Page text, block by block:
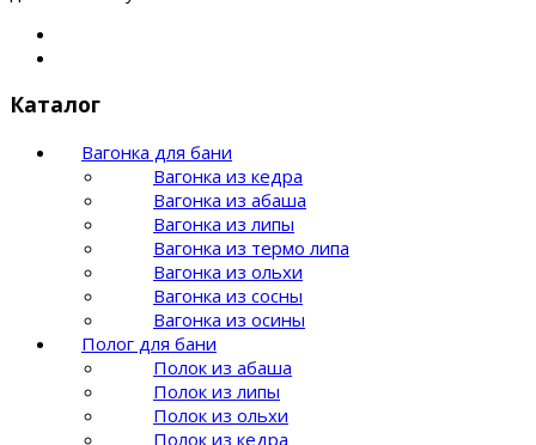
Каталог
Вагонка для бани
Вагонка из кедра
Вагонка из абаша
Вагонка из липы
Вагонка из термо липа
Вагонка из ольхи
Вагонка из сосны
Вагонка из осины
Полог для бани
Полок из абаша
Полок из липы
Полок из ольхи
Полок из кедра